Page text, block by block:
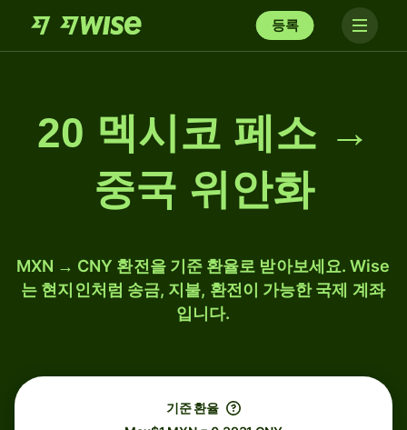
등록
20 멕시코 페소 →
중국 위안화
MXN → CNY 환전을 기준 환율로 받아보세요. Wise
는 현지인처럼 송금, 지불, 환전이 가능한 국제 계좌
입니다.
기준 환율